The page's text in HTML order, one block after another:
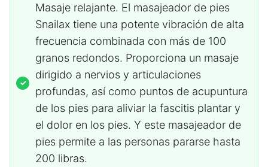
Masaje relajante. El masajeador de pies
Snailax tiene una potente vibración de alta
frecuencia combinada con más de 100
granos redondos. Proporciona un masaje
dirigido a nervios y articulaciones
profundas, así como puntos de acupuntura
de los pies para aliviar la fascitis plantar y
el dolor en los pies. Y este masajeador de
pies permite a las personas pararse hasta
200 libras.